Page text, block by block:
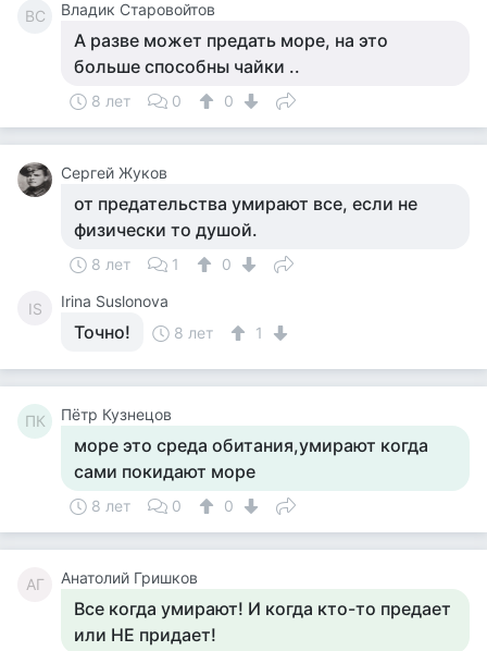
ВС Владик Старовойтов
А разве может предать море, на это
больше способны чайки ..
8 лет 0 0
Сергей Жуков
от предательства умирают все, если не
физически то душой.
8 лет 1 0
IS Irina Suslonova
Точно! 8 лет 1
ПК Пётр Кузнецов
море это среда обитания,умирают когда
сами покидают море
8 лет 0 0
АГ Анатолий Гришков
Все когда умирают! И когда кто-то предает
или НЕ придает!